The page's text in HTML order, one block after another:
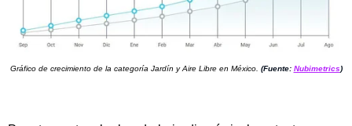
Gráfico de crecimiento de la categoría Jardín y Aire Libre en México. (Fuente: Nubimetrics)